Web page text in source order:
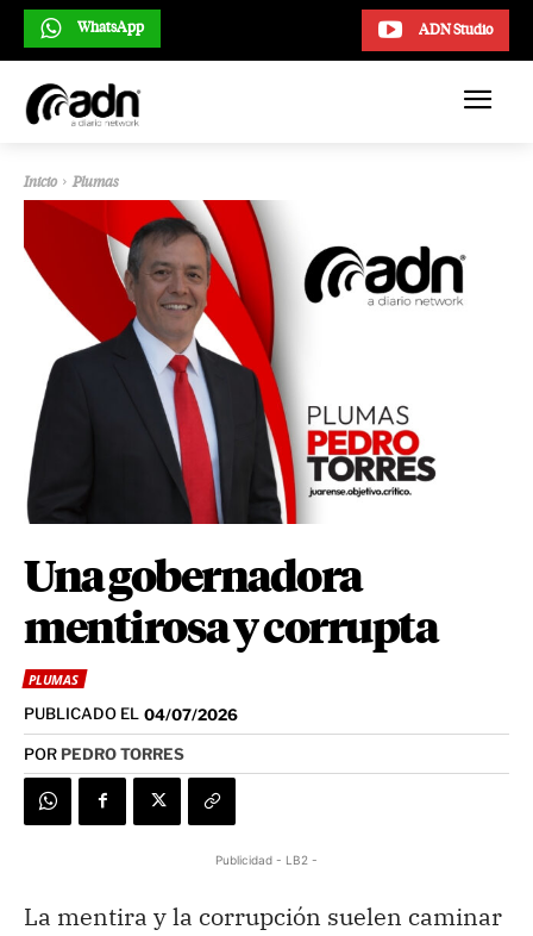
ADN Studio
WhatsApp
Inicio Plumas
Una gobernadora
mentirosa y corrupta
PLUMAS
PUBLICADO EL 04/07/2026
POR PEDRO TORRES
Publicidad - LB2 -
La mentira y la corrupción suelen caminar